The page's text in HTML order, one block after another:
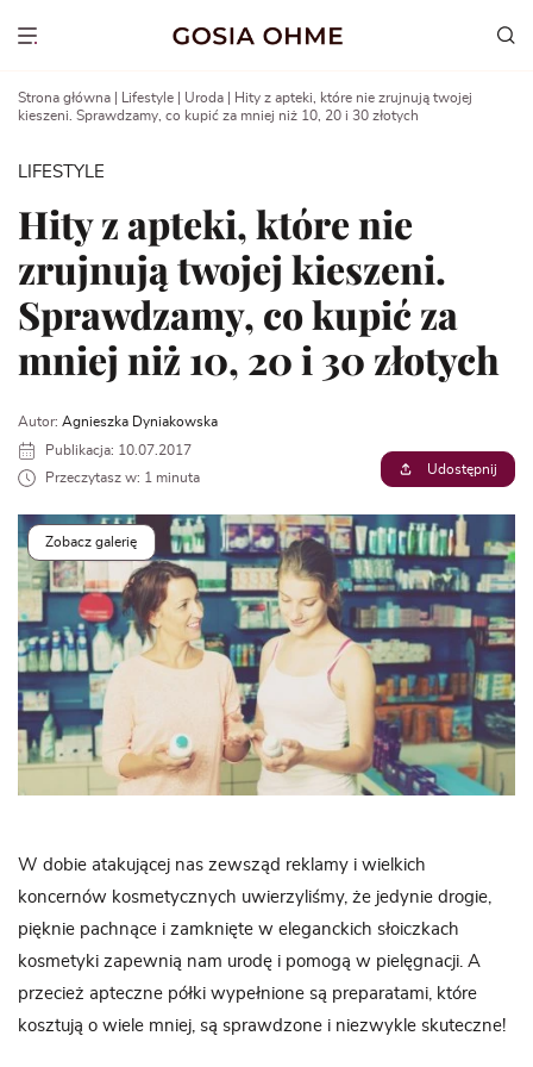
Show menu
Strona główna Lifestyle Uroda
Hity z apteki, które nie zrujnują twojej
kieszeni. Sprawdzamy, co kupić za mniej niż 10, 20 i 30 złotych
LIFESTYLE
Hity z apteki, które nie
zrujnują twojej kieszeni.
Sprawdzamy, co kupić za
mniej niż 10, 20 i 30 złotych
Autor: Agnieszka Dyniakowska
Publikacja: 10.07.2017
Przeczytasz w: 1 minuta
Udostępnij
Zobacz galerię
W dobie atakującej nas zewsząd reklamy i wielkich
koncernów kosmetycznych uwierzyliśmy, że jedynie drogie,
pięknie pachnące i zamknięte w eleganckich słoiczkach
kosmetyki zapewnią nam urodę i pomogą w pielęgnacji. A
przecież apteczne półki wypełnione są preparatami, które
kosztują o wiele mniej, są sprawdzone i niezwykle skuteczne!